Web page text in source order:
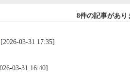
8件の記事があり
[2026-03-31 17:35]
03-31 16:40]